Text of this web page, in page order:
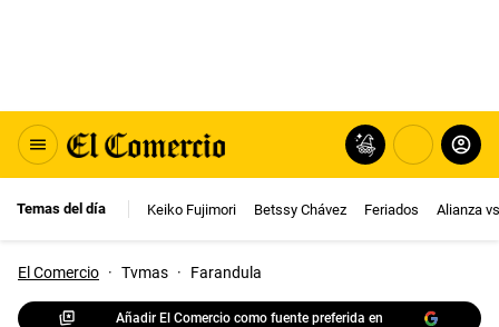
Temas del día Keiko Fujimori Betssy Chávez Feriados Alianza
El Comercio · Tvmas · Farandula
Añadir El Comercio como fuente preferida en